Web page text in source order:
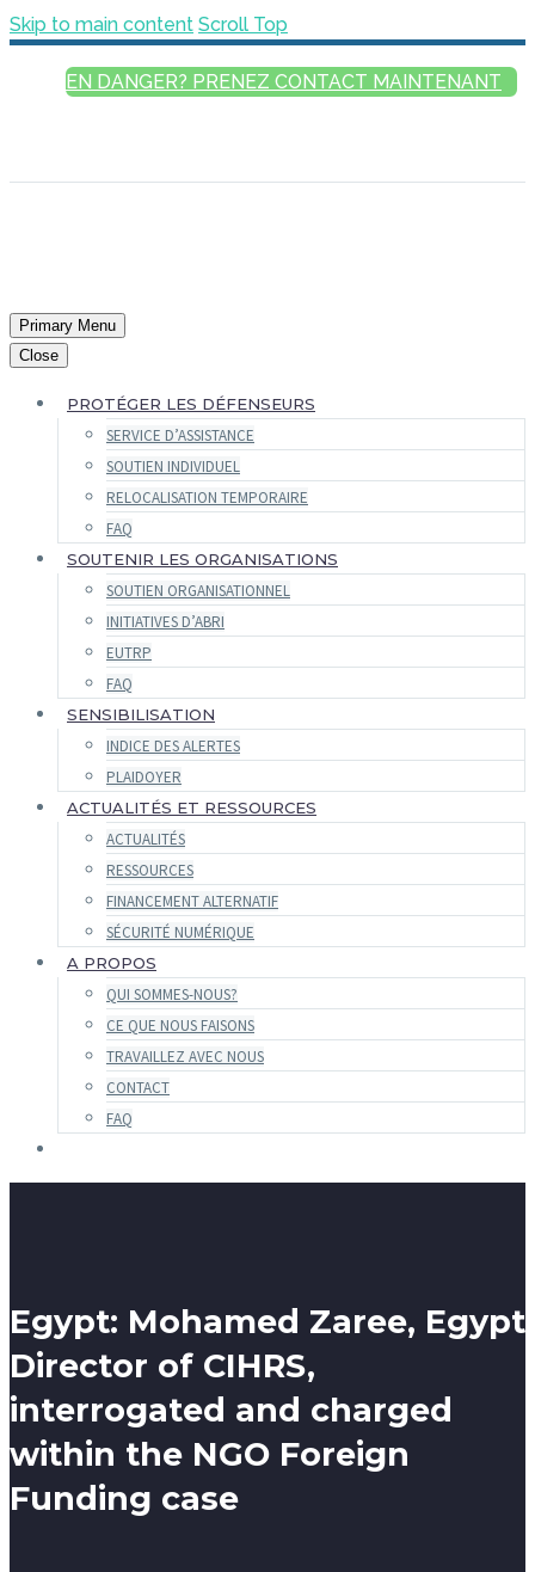
Skip to main content Scroll Top
EN DANGER? PRENEZ CONTACT MAINTENANT
Primary Menu
Close
PROTÉGER LES DÉFENSEURS
SERVICE D’ASSISTANCE
SOUTIEN INDIVIDUEL
RELOCALISATION TEMPORAIRE
FAQ
SOUTENIR LES ORGANISATIONS
SOUTIEN ORGANISATIONNEL
INITIATIVES D’ABRI
EUTRP
FAQ
SENSIBILISATION
INDICE DES ALERTES
PLAIDOYER
ACTUALITÉS ET RESSOURCES
ACTUALITÉS
RESSOURCES
FINANCEMENT ALTERNATIF
SÉCURITÉ NUMÉRIQUE
A PROPOS
QUI SOMMES-NOUS?
CE QUE NOUS FAISONS
TRAVAILLEZ AVEC NOUS
CONTACT
FAQ
Egypt: Mohamed Zaree, Egypt
Director of CIHRS,
interrogated and charged
within the NGO Foreign
Funding case